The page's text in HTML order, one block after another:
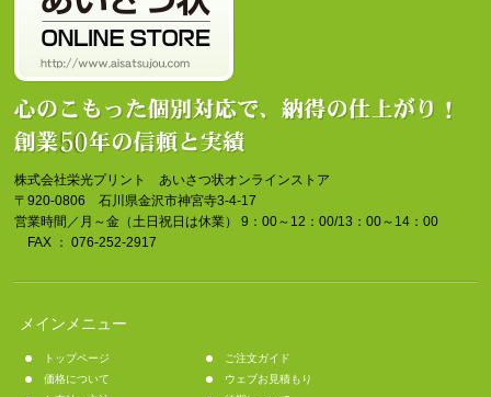
株式会社栄光プリント あいさつ状オンラインストア
〒920-0806 石川県金沢市神宮寺3-4-17
営業時間／月～金（土日祝日は休業） 9：00～12：00/13：00～14：00
FAX ： 076-252-2917
メインメニュー
トップページ
ご注文ガイド
価格について
ウェブお見積もり